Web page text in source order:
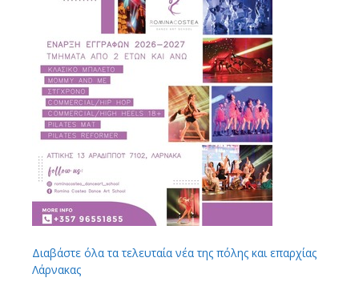
Διαβάστε όλα τα τελευταία νέα της πόλης και επαρχίας
Λάρνακας